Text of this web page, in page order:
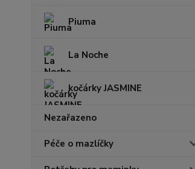
Piuma
La Noche
kočárky JASMINE
Nezařazeno
Péče o mazlíčky